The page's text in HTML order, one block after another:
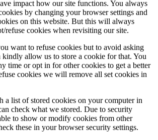
impact how our site functions. You always
by changing your browser settings and
on this website. But this will always
refuse cookies when revisiting our site.
want to refuse cookies but to avoid asking
kindly allow us to store a cookie for that. You
time or opt in for other cookies to get a better
cookies we will remove all set cookies in
a list of stored cookies on your computer in
check what we stored. Due to security
to show or modify cookies from other
these in your browser security settings.